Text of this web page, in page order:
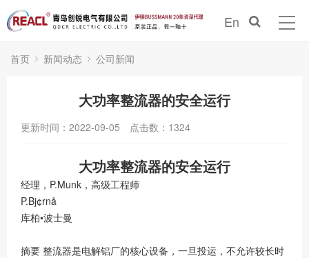
En
首页 新闻动态 公司新闻
大功率整流器的安全运行
更新时间：2022-09-05 点击数： 1324
大功率整流器的安全运行
经理，P.Munk，高级工程师
P.Bj¢rnå
库柏•波士曼
摘要 整流器是电解铝厂的核心设备，一旦投运，不允许较长时